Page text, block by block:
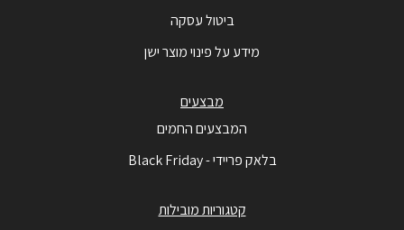
ביטול עסקה
מידע על פינוי מוצר ישן
מבצעים
המבצעים החמים
בלאק פריידי - Black Friday
קטגוריות מובילות